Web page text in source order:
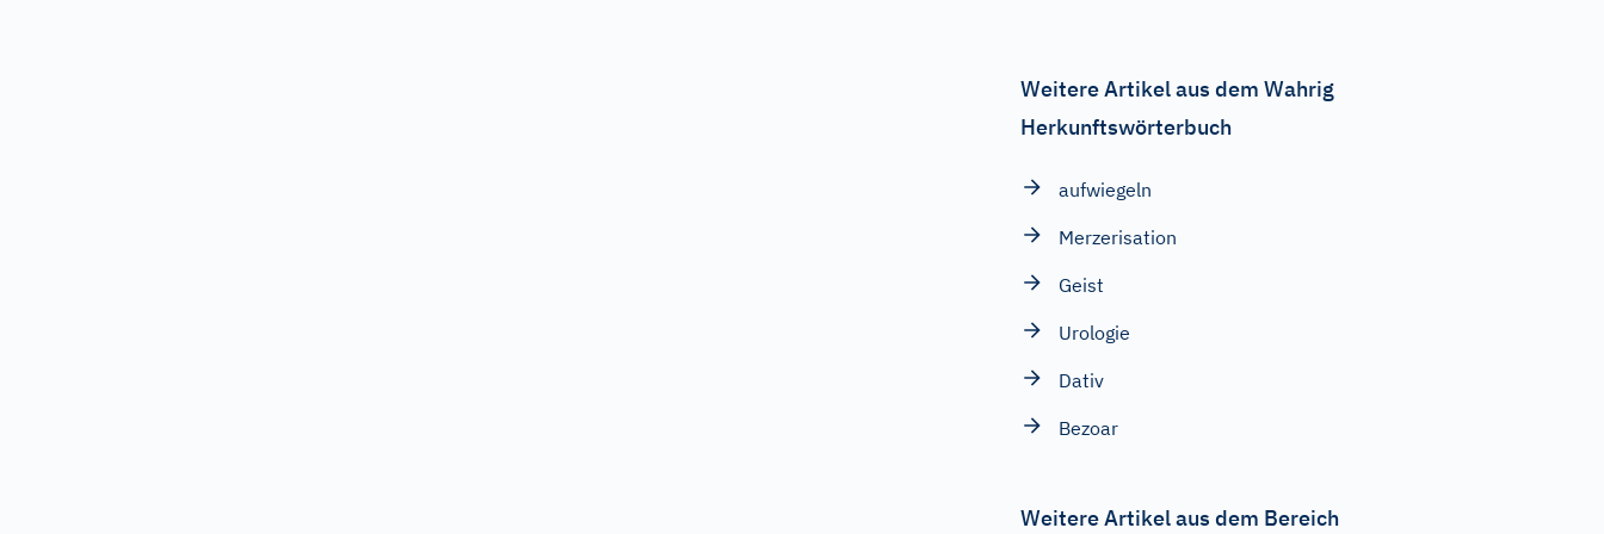
Weitere Artikel aus dem Wahrig
Herkunftswörterbuch
aufwiegeln
Merzerisation
Geist
Urologie
Dativ
Bezoar
Weitere Artikel aus dem Bereich